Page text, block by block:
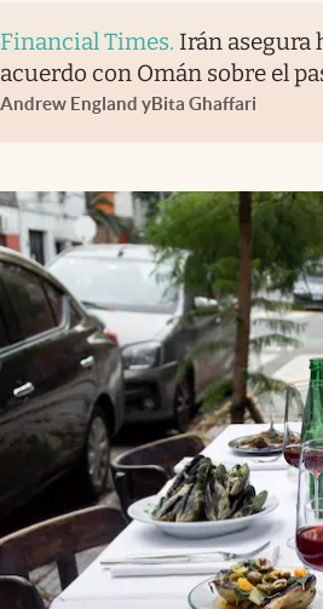
Financial Times. Irán asegura
acuerdo con Omán sobre el
Andrew England yBita Ghaffari